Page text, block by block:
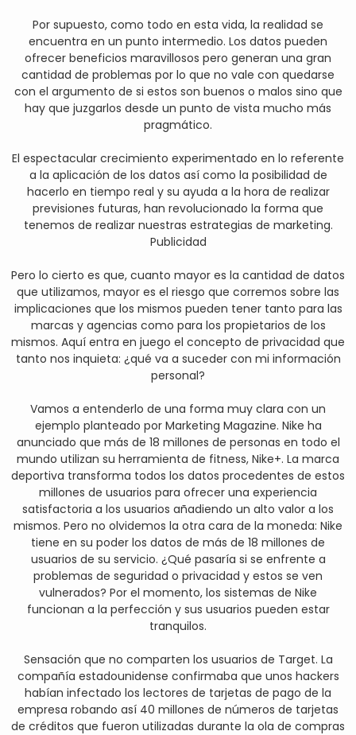
Por supuesto, como todo en esta vida, la realidad se
encuentra en un punto intermedio. Los datos pueden
ofrecer beneficios maravillosos pero generan una gran
cantidad de problemas por lo que no vale con quedarse
con el argumento de si estos son buenos o malos sino que
hay que juzgarlos desde un punto de vista mucho más
pragmático.
El espectacular crecimiento experimentado en lo referente
a la aplicación de los datos así como la posibilidad de
hacerlo en tiempo real y su ayuda a la hora de realizar
previsiones futuras, han revolucionado la forma que
tenemos de realizar nuestras estrategias de marketing.
Publicidad
Pero lo cierto es que, cuanto mayor es la cantidad de datos
que utilizamos, mayor es el riesgo que corremos sobre las
implicaciones que los mismos pueden tener tanto para las
marcas y agencias como para los propietarios de los
mismos. Aquí entra en juego el concepto de privacidad que
tanto nos inquieta: ¿qué va a suceder con mi información
personal?
Vamos a entenderlo de una forma muy clara con un
ejemplo planteado por Marketing Magazine. Nike ha
anunciado que más de 18 millones de personas en todo el
mundo utilizan su herramienta de fitness, Nike+. La marca
deportiva transforma todos los datos procedentes de estos
millones de usuarios para ofrecer una experiencia
satisfactoria a los usuarios añadiendo un alto valor a los
mismos. Pero no olvidemos la otra cara de la moneda: Nike
tiene en su poder los datos de más de 18 millones de
usuarios de su servicio. ¿Qué pasaría si se enfrente a
problemas de seguridad o privacidad y estos se ven
vulnerados? Por el momento, los sistemas de Nike
funcionan a la perfección y sus usuarios pueden estar
tranquilos.
Sensación que no comparten los usuarios de Target. La
compañía estadounidense confirmaba que unos hackers
habían infectado los lectores de tarjetas de pago de la
empresa robando así 40 millones de números de tarjetas
de créditos que fueron utilizadas durante la ola de compras